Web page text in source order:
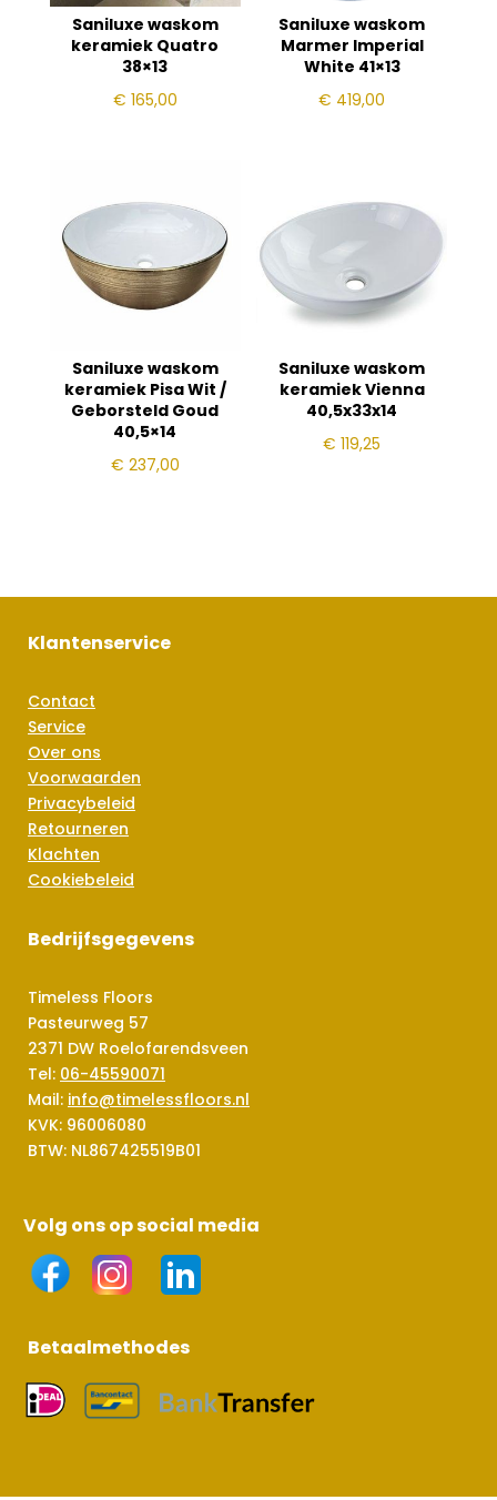
Saniluxe waskom
keramiek Quatro
38×13
€ 165,00
Saniluxe waskom
Marmer Imperial
White 41×13
€ 419,00
Saniluxe waskom
keramiek Pisa Wit /
Geborsteld Goud
40,5×14
€ 237,00
Saniluxe waskom
keramiek Vienna
40,5x33x14
€ 119,25
Klantenservice
Contact
Service
Over ons
Voorwaarden
Privacybeleid
Retourneren
Klachten
Cookiebeleid
Bedrijfsgegevens
Timeless Floors
Pasteurweg 57
2371 DW Roelofarendsveen
Tel: 06-45590071
Mail: info@timelessfloors.nl
KVK: 96006080
BTW: NL867425519B01
Volg ons op social media
Betaalmethodes